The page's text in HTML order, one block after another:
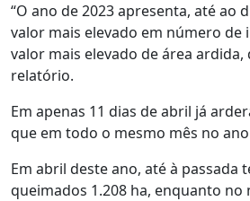
“O ano de 2023 apresenta, até ao
valor mais elevado em número de
valor mais elevado de área ardida,
relatório.
Em apenas 11 dias de abril já
que em todo o mesmo mês no
Em abril deste ano, até à passada
queimados 1.208 ha, enquanto no